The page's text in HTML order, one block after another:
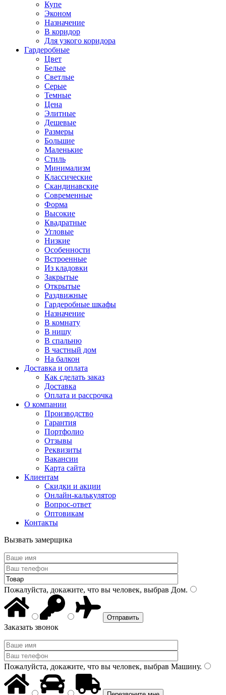
Купе
Эконом
Назначение
В коридор
Для узкого коридора
Гардеробные
Цвет
Белые
Светлые
Серые
Темные
Цена
Элитные
Дешевые
Размеры
Большие
Маленькие
Стиль
Минимализм
Классические
Скандинавские
Современные
Форма
Высокие
Квадратные
Угловые
Низкие
Особенности
Встроенные
Из кладовки
Закрытые
Открытые
Раздвижные
Гардеробные шкафы
Назначение
В комнату
В нишу
В спальню
В частный дом
На балкон
Доставка и оплата
Как сделать заказ
Доставка
Оплата и рассрочка
О компании
Производство
Гарантия
Портфолио
Отзывы
Реквизиты
Вакансии
Карта сайта
Клиентам
Скидки и акции
Онлайн-калькулятор
Вопрос-ответ
Оптовикам
Контакты
Вызвать замерщика
Пожалуйста, докажите, что вы человек, выбрав Дом.
Заказать звонок
Пожалуйста, докажите, что вы человек, выбрав Машину.